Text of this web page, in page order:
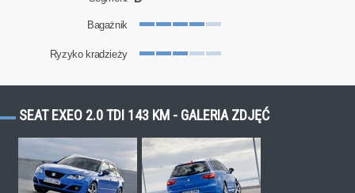
Bagażnik
Ryzyko kradzieży
SEAT EXEO 2.0 TDI 143 KM - GALERIA ZDJĘĆ